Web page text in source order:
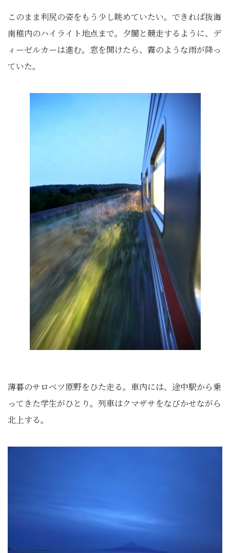
このまま利尻の姿をもう少し眺めていたい。できれば抜海
南稚内のハイライト地点まで。夕闇と競走するように、デ
ィーゼルカーは進む。窓を開けたら、霧のような雨が降っ
ていた。
薄暮のサロベツ原野をひた走る。車内には、途中駅から乗
ってきた学生がひとり。列車はクマザサをなびかせながら
北上する。